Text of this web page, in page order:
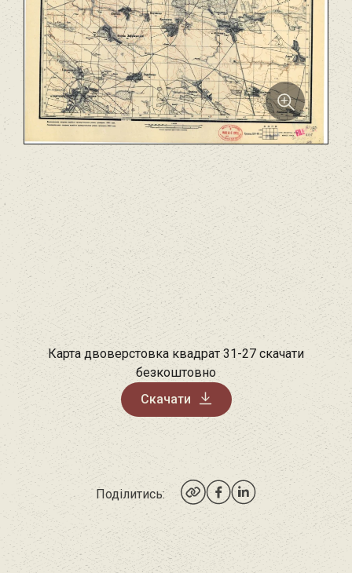
Карта двоверстовка квадрат 31-27 скачати
безкоштовно
Скачати
Поділитись: